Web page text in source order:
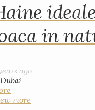
in
ago
more